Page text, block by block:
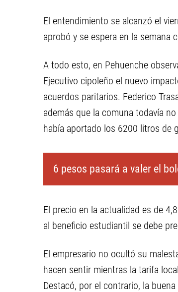
El entendimiento se alcanzó el
aprobó y se espera en la semana
A todo esto, en Pehuenche
Ejecutivo cipoleño el nuevo
acuerdos paritarios. Federico
además que la comuna todavía
había aportado los 6200 litros de
6 pesos pasará a valer el
El precio en la actualidad es de
al beneficio estudiantil se debe
El empresario no ocultó su
hacen sentir mientras la tarifa
Destacó, por el contrario, la